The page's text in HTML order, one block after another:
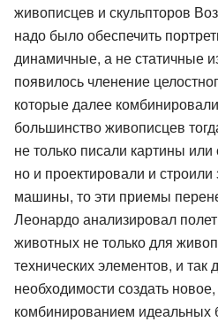
живописцев и скульпторов
надо было обеспечить
динамичные, а не статичные
появилось членение
которые далее
большинство живописцев
не только писали картины
но и проектировали и
машины, то эти приемы
Леонардо анализировал
животных не только для
технических элементов, и так
необходимости создать
комбинированием идеальных